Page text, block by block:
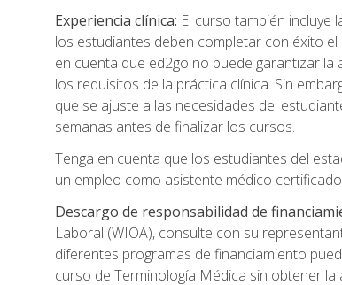
Experiencia clínica: El curso también incluye
los estudiantes deben completar con éxito
en cuenta que ed2go no puede garantizar
los requisitos de la práctica clínica. Sin
que se ajuste a las necesidades del
semanas antes de finalizar los cursos.
Tenga en cuenta que los estudiantes del
un empleo como asistente médico
Descargo de responsabilidad de
Laboral (WIOA), consulte con su
diferentes programas de financiamiento
curso de Terminología Médica sin obtener